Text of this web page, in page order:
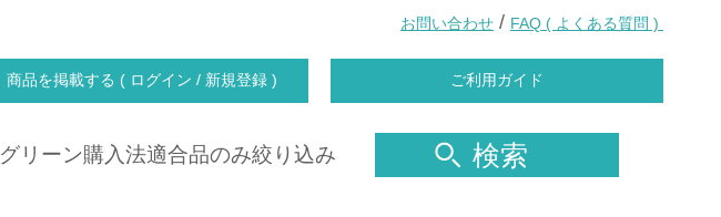
お問い合わせ / FAQ ( よくある質問 )
商品を掲載する ( ログイン / 新規登録 ) ご利用ガイド
グリーン購入法適合品のみ絞り込み 検索